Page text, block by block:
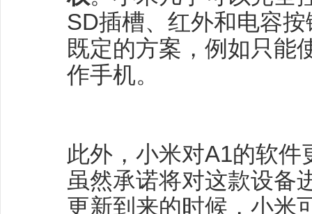
SD插槽、红外和电容
既定的方案，例如只能
作手机。
此外，小米对A1的软
虽然承诺将对这款设备
更新到来的时候，小米